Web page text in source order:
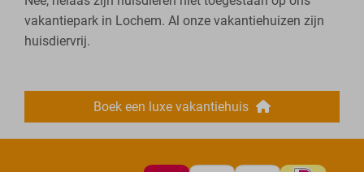
vakantiepark in Lochem. Al onze vakantiehuizen zijn
huisdiervrij.
Boek een luxe vakantiehuis